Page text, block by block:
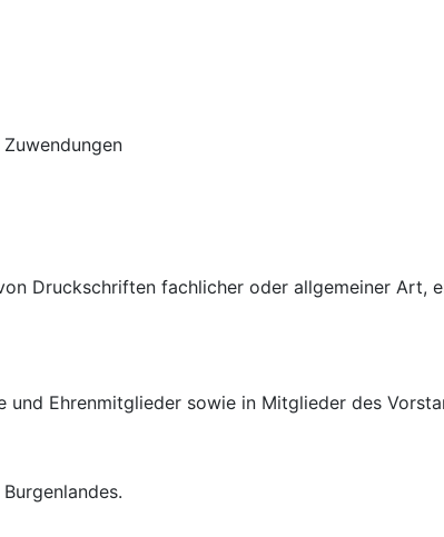
Druckschriften fachlicher oder allgemeiner Art,
Ehrenmitglieder sowie in Mitglieder des